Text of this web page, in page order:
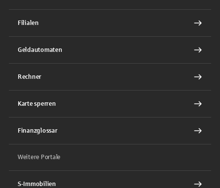
Filialen
Geldautomaten
Rechner
Karte sperren
Finanzglossar
Weitere Portale
S-Immobilien